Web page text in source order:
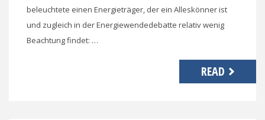
beleuchtete einen Energieträger, der ein Alleskönner ist
und zugleich in der Energiewendedebatte relativ wenig
Beachtung findet: …
READ